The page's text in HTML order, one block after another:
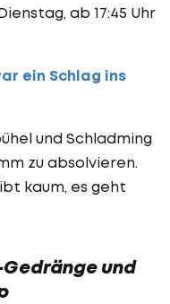
ab 17:45 Uhr
ein Schlag ins
und Schladming
zu absolvieren.
kaum, es geht
und